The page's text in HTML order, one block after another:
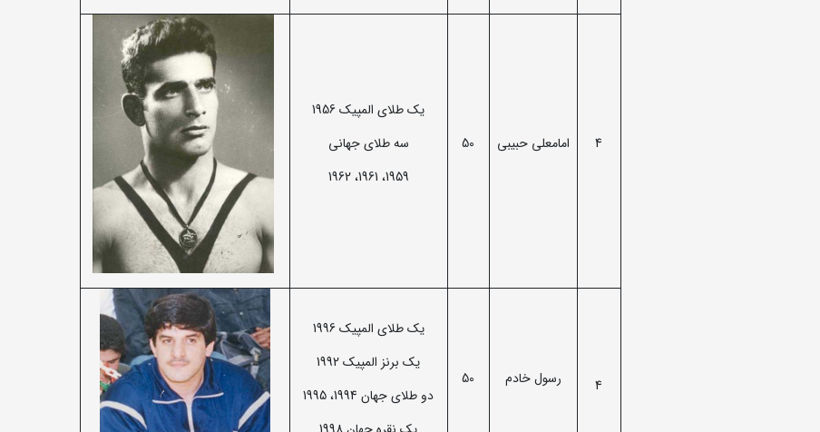
4 امامعلی حبیبی 50
یک طلای المپیک 1956
سه طلای جهانی
1959، 1961، 1962
4 رسول خادم 50
یک طلای المپیک 1996
یک برنز المپیک 1992
دو طلای جهان 1994، 1995